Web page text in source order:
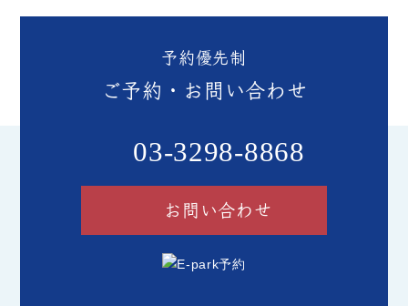
予約優先制
ご予約・お問い合わせ
03-3298-8868
お問い合わせ